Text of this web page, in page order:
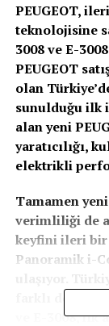
PEUGEOT,
teknolojisine
3008 ve E-
PEUGEOT
olan
sunulduğu ilk
alan yeni
yaratıcılığı,
elektrikli
Tamamen
verimliliği de
keyfini ileri bir
Panoramik i-
farklı
ve E-3008, ilk